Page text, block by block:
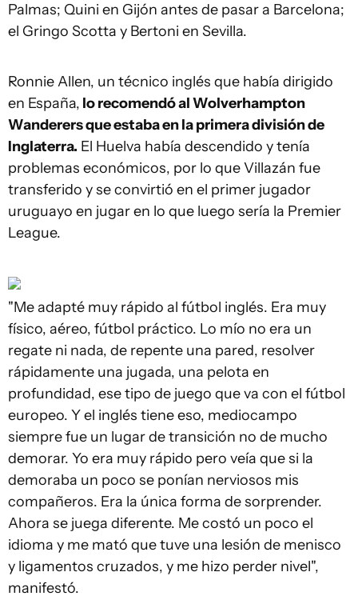
Palmas; Quini en Gijón antes de pasar a Barcelona;
el Gringo Scotta y Bertoni en Sevilla.
Ronnie Allen, un técnico inglés que había dirigido
en España, lo recomendó al Wolverhampton
Wanderers que estaba en la primera división de
Inglaterra. El Huelva había descendido y tenía
problemas económicos, por lo que Villazán fue
transferido y se convirtió en el primer jugador
uruguayo en jugar en lo que luego sería la Premier
League.
"Me adapté muy rápido al fútbol inglés. Era muy
físico, aéreo, fútbol práctico. Lo mío no era un
regate ni nada, de repente una pared, resolver
rápidamente una jugada, una pelota en
profundidad, ese tipo de juego que va con el fútbol
europeo. Y el inglés tiene eso, mediocampo
siempre fue un lugar de transición no de mucho
demorar. Yo era muy rápido pero veía que si la
demoraba un poco se ponían nerviosos mis
compañeros. Era la única forma de sorprender.
Ahora se juega diferente. Me costó un poco el
idioma y me mató que tuve una lesión de menisco
y ligamentos cruzados, y me hizo perder nivel",
manifestó.